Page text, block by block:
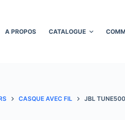
A PROPOS CATALOGUE
CASQUE AVEC FIL JBL